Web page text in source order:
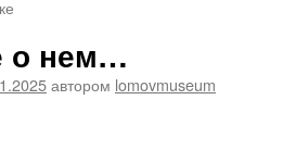
о нем…
автором lomovmuseum